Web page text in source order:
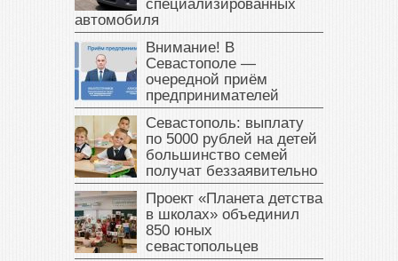
специализированных
автомобиля
Внимание! В
Севастополе —
очередной приём
предпринимателей
Севастополь: выплату
по 5000 рублей на детей
большинство семей
получат беззаявительно
Проект «Планета детства
в школах» объединил
850 юных
севастопольцев